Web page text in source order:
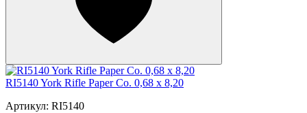
RI5140 York Rifle Paper Co. 0,68 х 8,20
Артикул: RI5140